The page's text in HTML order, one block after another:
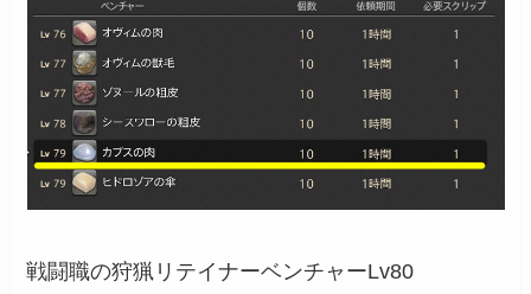
戦闘職の狩猟リテイナーベンチャーLv80